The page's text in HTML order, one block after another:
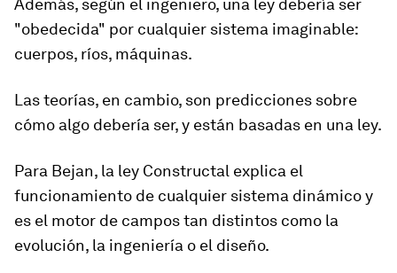
Además, según el ingeniero, una ley debería ser
"obedecida" por cualquier sistema imaginable:
cuerpos, ríos, máquinas.
Las teorías, en cambio, son predicciones sobre
cómo algo debería ser, y están basadas en una ley.
Para Bejan, la ley Constructal explica el
funcionamiento de cualquier sistema dinámico y
es el motor de campos tan distintos como la
evolución, la ingeniería o el diseño.